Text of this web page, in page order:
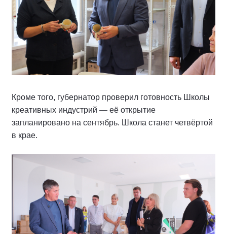
Кроме того, губернатор проверил готовность Школы
креативных индустрий — её открытие
запланировано на сентябрь. Школа станет четвёртой
в крае.